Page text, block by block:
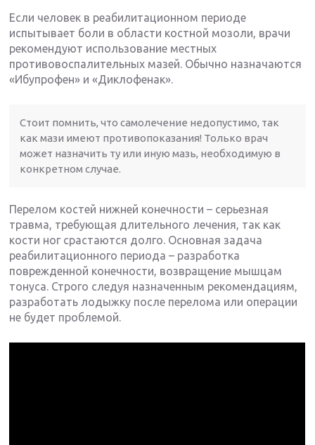
Если человек в реабилитационном периоде
испытывает боли в области костной мозоли, врачи
рекомендуют использование местных
противовоспалительных мазей. Обычно назначаются
«Ибупрофен» и «Диклофенак».
Cтоит помнить, что самолечение недопустимо, так
как мази имеют противопоказания! Только врач
может назначить ту или иную мазь, необходимую в
конкретном случае.
Перелом костей нижней конечности – серьезная
травма, требующая длительного лечения, так как
кости ног срастаются долго. Основная задача
реабилитационного периода – разработка
поврежденной конечности, возвращение мышцам
тонуса. Строго следуя назначенным рекомендациям,
разработать лодыжку после перелома или операции
не будет проблемой.